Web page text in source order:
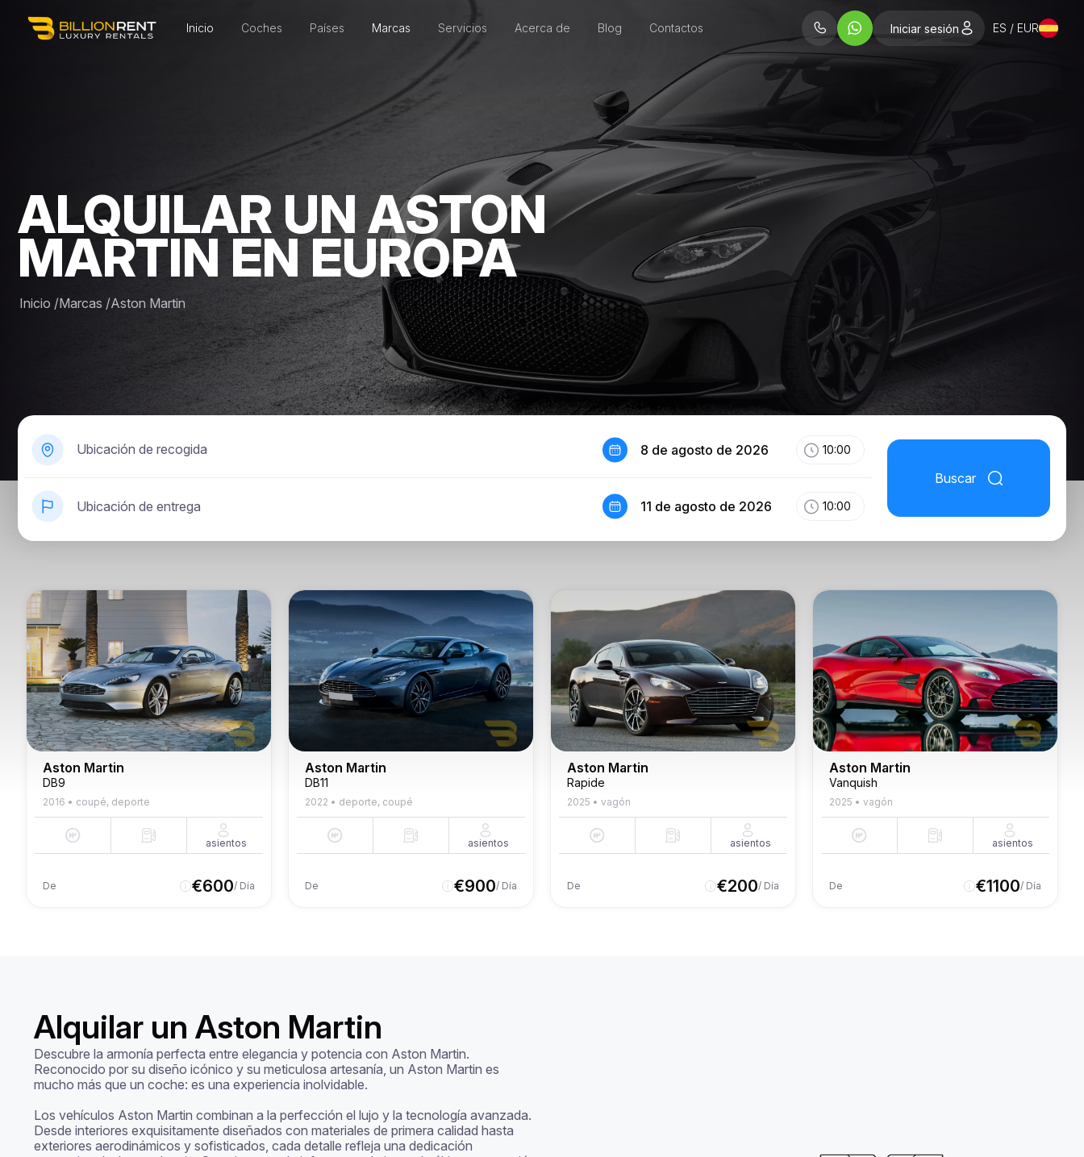
Inicio Coches Países Marcas Servicios Acerca de Blog Contactos Iniciar sesión ES / EUR
ALQUILAR UN ASTON
MARTIN EN EUROPA
Inicio /Marcas /Aston Martin
Ubicación de recogida
Ubicación de entrega
8 de agosto de 2026 10:00
11 de agosto de 2026 10:00
Buscar
Aston Martin
DB9
2016 • coupé, deporte
asientos
De €600/ Día
Aston Martin
DB11
2022 • deporte, coupé
asientos
De €900/ Día
Aston Martin
Rapide
2025 • vagón
asientos
De €200/ Día
Aston Martin
Vanquish
2025 • vagón
asientos
De €1100/ Día
Alquilar un Aston Martin
Descubre la armonía perfecta entre elegancia y potencia con Aston Martin.
Reconocido por su diseño icónico y su meticulosa artesanía, un Aston Martin es
mucho más que un coche: es una experiencia inolvidable.
Los vehículos Aston Martin combinan a la perfección el lujo y la tecnología avanzada.
Desde interiores exquisitamente diseñados con materiales de primera calidad hasta
exteriores aerodinámicos y sofisticados, cada detalle refleja una dedicación